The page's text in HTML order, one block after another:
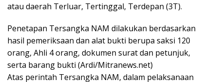
atau daerah Terluar, Tertinggal, Terdepan (3T).
Penetapan Tersangka NAM dilakukan berdasarkan
hasil pemeriksaan dan alat bukti berupa saksi 120
orang, Ahli 4 orang, dokumen surat dan petunjuk,
serta barang bukti (Ardi/Mitranews.net)
Atas perintah Tersangka NAM, dalam pelaksanaan